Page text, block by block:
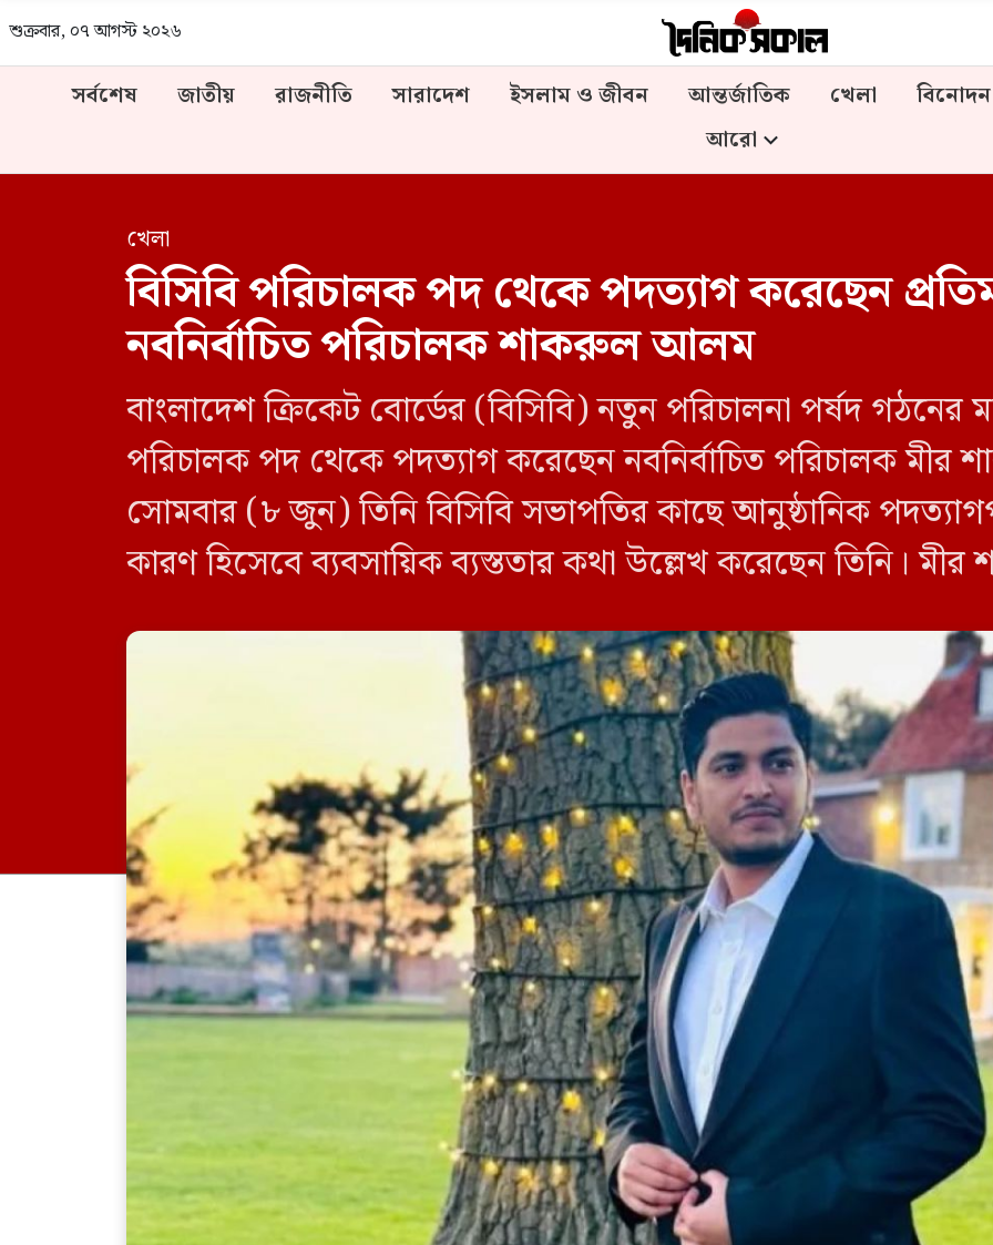
শুক্রবার, ০৭ আগস্ট ২০২৬
সর্বশেষ জাতীয় রাজনীতি সারাদেশ ইসলাম ও জীবন আন্তর্জাতিক খেলা বিনোদন
আরো
খেলা
বিসিবি পরিচালক পদ থেকে পদত্যাগ করেছেন
নবনির্বাচিত পরিচালক শাকরুল আলম
বাংলাদেশ ক্রিকেট বোর্ডের (বিসিবি) নতুন পরিচালনা পর্ষদ গঠনের
পরিচালক পদ থেকে পদত্যাগ করেছেন নবনির্বাচিত পরিচালক মীর
সোমবার (৮ জুন) তিনি বিসিবি সভাপতির কাছে আনুষ্ঠানিক
কারণ হিসেবে ব্যবসায়িক ব্যস্ততার কথা উল্লেখ করেছেন তিনি।